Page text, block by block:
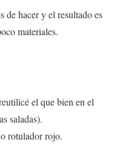
de hacer y el resultado es
materiales.
el que bien en el
saladas).
rotulador rojo.